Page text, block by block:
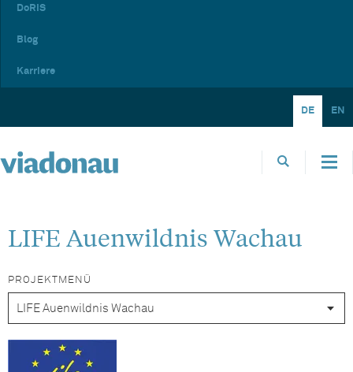
DoRIS
Blog
Karriere
DE EN
LIFE Auenwildnis Wachau
PROJEKTMENÜ